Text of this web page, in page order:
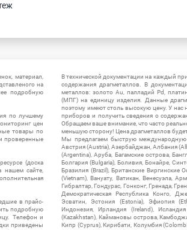
материал,
на
подробную
по лучшему
цен
товары по
проверенные
(доска
нашем сайте,
в прайс-
подробную
Телефон и
приведены
В технической документации на каждый
содержания драгметаллов. В
металлов: золото Au, палладий Pd,
(МПГ) на единицу изделия. Данные
поэтому имеют столь высокую цену. У нас
приборов и получить сведения о
Обращаем ваше внимание, что часто
меньшую сторону! Цена драгметаллов
Мы предлагаем быструю международную
Австрия (Austria), Азербайджан, Албания
(Argentina), Аруба, Багамские острова,
Болгария (Bulgaria), Боливия, Бонайре,
Бразилия (Brazil), Британские Виргинские
(Vietnam), Вануату, Ватикан, Венесуэла,
Гибралтар, Гондурас, Гонконг, Гренада,
Демократическая Республика Конго,
Эсватин, Эстония (Estonia), Эфиопия
Индонезия, Ирландия (Ireland),
(Kazakhstan), Каймановы острова,
Кипр (Cyprus), Кирибати, Колумбия